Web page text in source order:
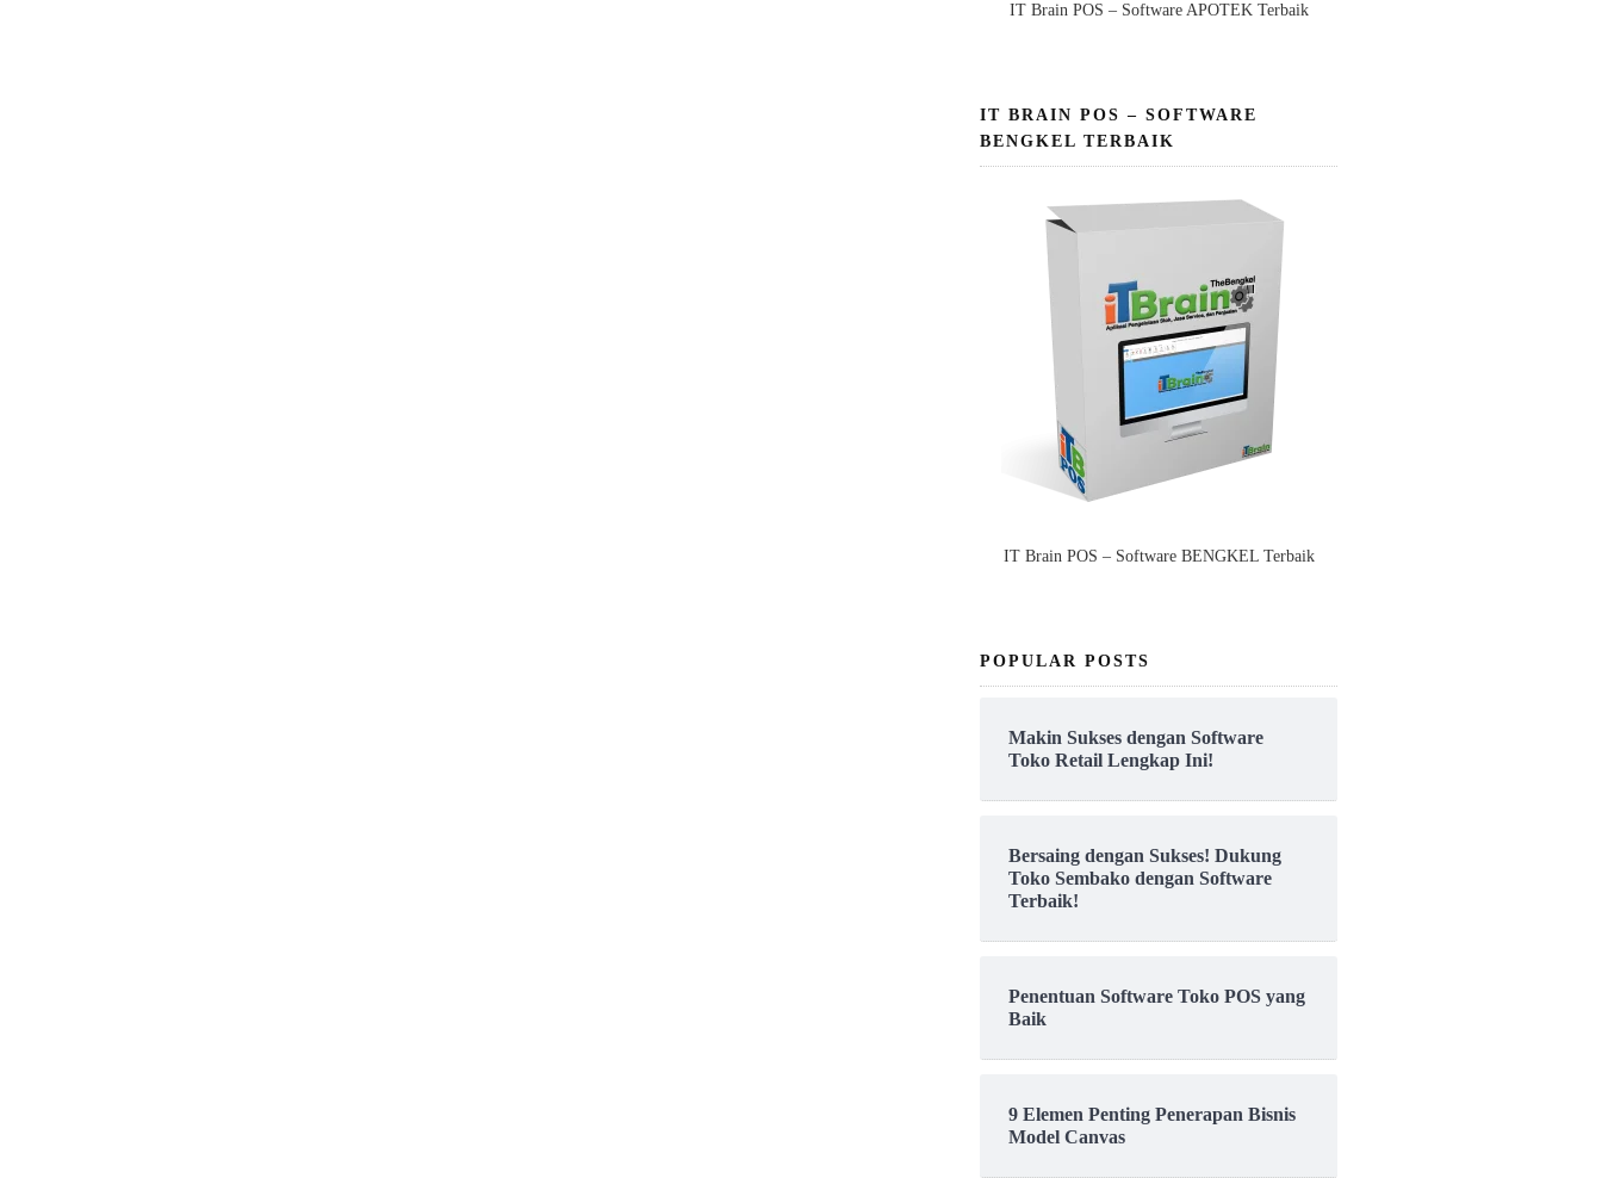
IT Brain POS – Software APOTEK Terbaik
IT BRAIN POS – SOFTWARE
BENGKEL TERBAIK
IT Brain POS – Software BENGKEL Terbaik
POPULAR POSTS
Makin Sukses dengan Software
Toko Retail Lengkap Ini!
Bersaing dengan Sukses! Dukung
Toko Sembako dengan Software
Terbaik!
Penentuan Software Toko POS yang
Baik
9 Elemen Penting Penerapan Bisnis
Model Canvas